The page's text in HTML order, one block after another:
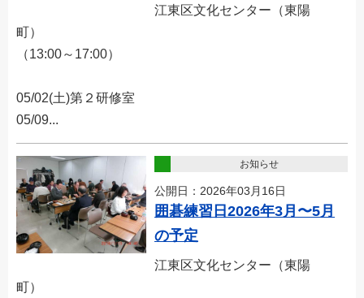
江東区文化センター（東陽
町）
（13:00～17:00）
05/02(土)第２研修室
05/09...
お知らせ
公開日：2026年03月16日
囲碁練習日2026年3月〜5月
の予定
江東区文化センター（東陽
町）